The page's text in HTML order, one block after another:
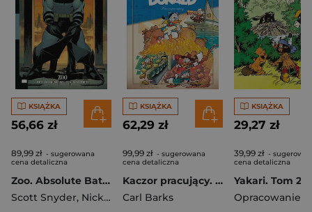
KSIĄŻKA
56,66 zł
89,99 zł - sugerowana
cena detaliczna
Zoo. Absolute Batman. Tom 1
Scott Snyder, Nick Dragotta
KSIĄŻKA
62,29 zł
99,99 zł - sugerowana
cena detaliczna
Kaczor pracujący. Wielcy bohaterowie Disneya. Kaczor Donald. Tom 3
Carl Barks
KSIĄŻKA
29,27 zł
39,99 zł -
cena detaliczna